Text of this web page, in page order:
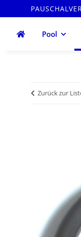
Pool
Zurück zur